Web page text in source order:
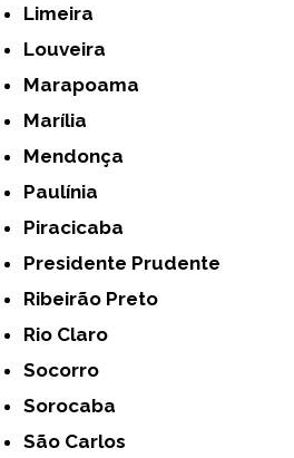
Limeira
Louveira
Marapoama
Marília
Mendonça
Paulínia
Piracicaba
Presidente Prudente
Ribeirão Preto
Rio Claro
Socorro
Sorocaba
São Carlos